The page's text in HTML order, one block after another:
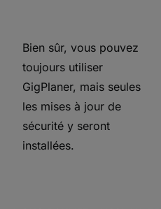
Bien sûr, vous pouvez
toujours utiliser
GigPlaner, mais seules
les mises à jour de
sécurité y seront
installées.